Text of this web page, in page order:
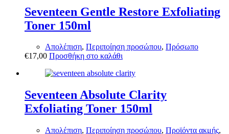
Seventeen Gentle Restore Exfoliating
Toner 150ml
Απολέπιση, Περιποίηση προσώπου, Πρόσωπο
€17,00 Προσθήκη στο καλάθι
Seventeen Absolute Clarity
Exfoliating Toner 150ml
Απολέπιση, Περιποίηση προσώπου, Προϊόντα ακμής,